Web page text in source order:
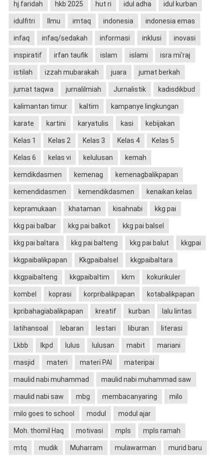
hj.faridah hkb 2025 hut ri idul adha idul kurban
idulfitri Ilmu imtaq indonesia indonesia emas
infaq infaq/sedakah informasi inklusi inovasi
inspiratif irfan taufik islam islami isra mi'raj
istilah izzah mubarakah juara jumat berkah
jumat taqwa jurnalilmiah Jurnalistik kadisdikbud
kalimantan timur kaltim kampanye lingkungan
karate kartini karyatulis kasi kebijakan
Kelas 1 Kelas 2 Kelas 3 Kelas 4 Kelas 5
Kelas 6 kelas vi kelulusan kemah
kemdikdasmen kemenag kemenagbalikpapan
kemendidasmen kemendikdasmen kenaikan kelas
kepramukaan khataman kisahnabi kkg pai
kkg pai balbar kkg pai balkot kkg pai balsel
kkg pai baltara kkg pai balteng kkg pai balut kkgpai
kkgpaibalikpapan Kkgpaibalsel kkgpaibaltara
kkgpaibalteng kkgpaibaltim kkm kokurikuler
kombel koprasi korpribalikpapan kotabalikpapan
kpribahagiabalikpapan kreatif kurban lalu lintas
latihansoal lebaran lestari liburan literasi
Lkbb lkpd lulus lulusan mabit mariani
masjid materi materi PAI materipai
maulid nabi muhammad maulid nabi muhammad saw
maulid nabi saw mbg membacanyaring milo
milo goes to school modul modul ajar
Moh. thomil Haq motivasi mpls mpls ramah
mtq mudik Muharram mulawarman murid baru